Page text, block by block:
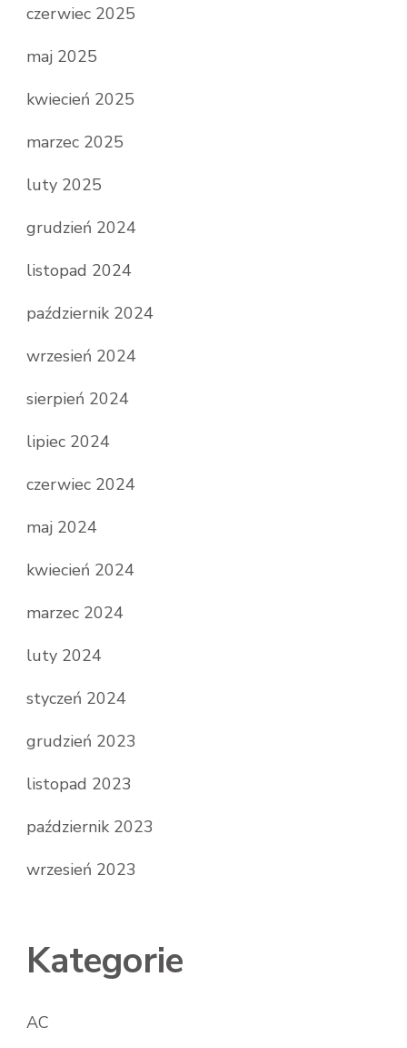
czerwiec 2025
maj 2025
kwiecień 2025
marzec 2025
luty 2025
grudzień 2024
listopad 2024
październik 2024
wrzesień 2024
sierpień 2024
lipiec 2024
czerwiec 2024
maj 2024
kwiecień 2024
marzec 2024
luty 2024
styczeń 2024
grudzień 2023
listopad 2023
październik 2023
wrzesień 2023
Kategorie
AC